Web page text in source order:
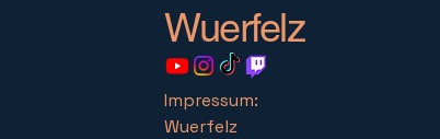
Wuerfelz
Impressum:
Wuerfelz